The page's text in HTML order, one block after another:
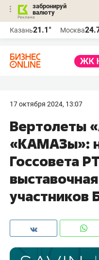
забронируй
валюту
Казань21.1° Москва
17 октября 2024, 13:07
Вертолеты
«КАМАЗы»:
Госсовета
участников